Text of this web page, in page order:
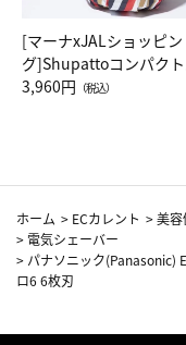
[マーナxJALショッピン
グ]Shupattoコンパク
Drop JAL客室乗務員（
3,960円 （税込）
ホーム > ECカレント >美容
> 電気シェーバー
> パナソニック(Panasonic)
ロ6 6枚刃